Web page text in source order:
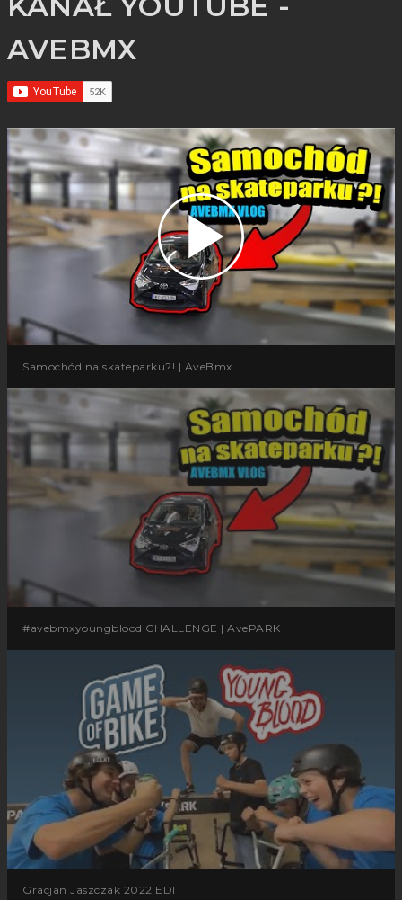
AVEBMX
Samochód na skateparku?! | AveBmx
#avebmxyoungblood CHALLENGE | AvePARK
Gracjan Jaszczak 2022 EDIT